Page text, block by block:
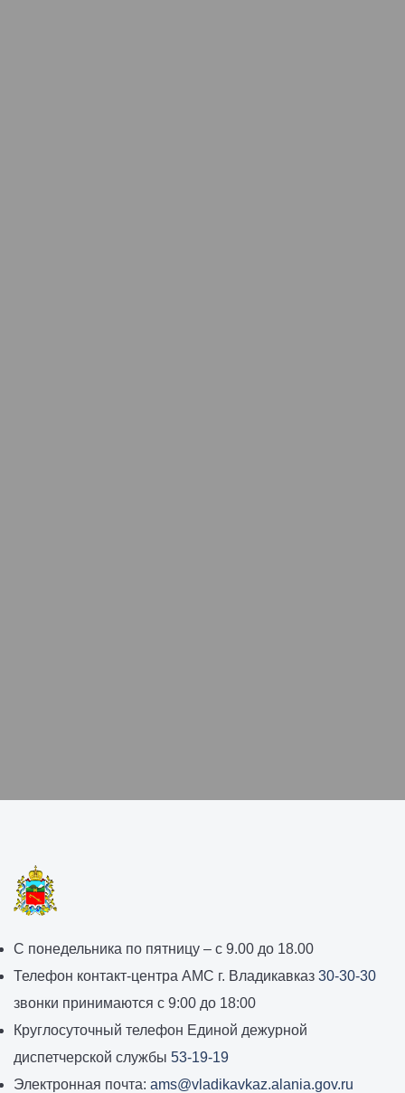
График
работы
администрации
местного
самоуправления
города
С понедельника по пятницу – с 9.00 до 18.00
Телефон контакт-центра АМС г. Владикавказ 30-30-30
звонки принимаются с 9:00 до 18:00
Круглосуточный телефон Единой дежурной
диспетчерской службы 53-19-19
Электронная почта: ams@vladikavkaz.alania.gov.ru